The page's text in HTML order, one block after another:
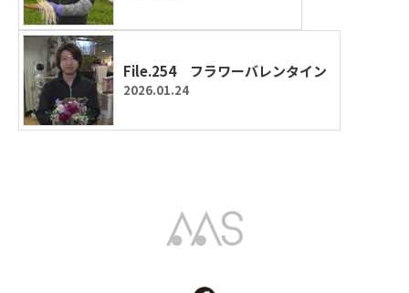
File.254 フラワーバレンタイン
2026.01.24